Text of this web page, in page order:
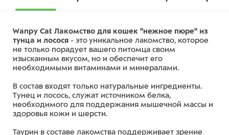
Wanpy Cat Лакомство для кошек "нежное пюре" из
тунца и лосося - это уникальное лакомство, которое
не только порадует вашего питомца своим
изысканным вкусом, но и обеспечит его
необходимыми витаминами и минералами.
В состав входят только натуральные ингредиенты.
Тунец и лосось, служат источником белка,
необходимого для поддержания мышечной массы и
здоровья кожи и шерсти.
Таурин в составе лакомства поддерживает зрение